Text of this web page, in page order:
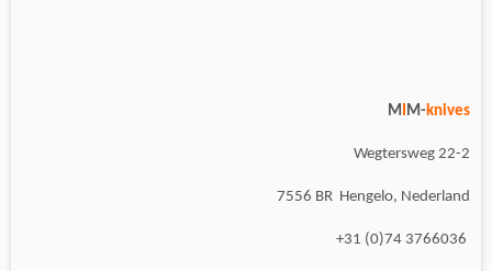
MIM-knives
Wegtersweg 22-2
7556 BR Hengelo, Nederland
+31 (0)74 3766036